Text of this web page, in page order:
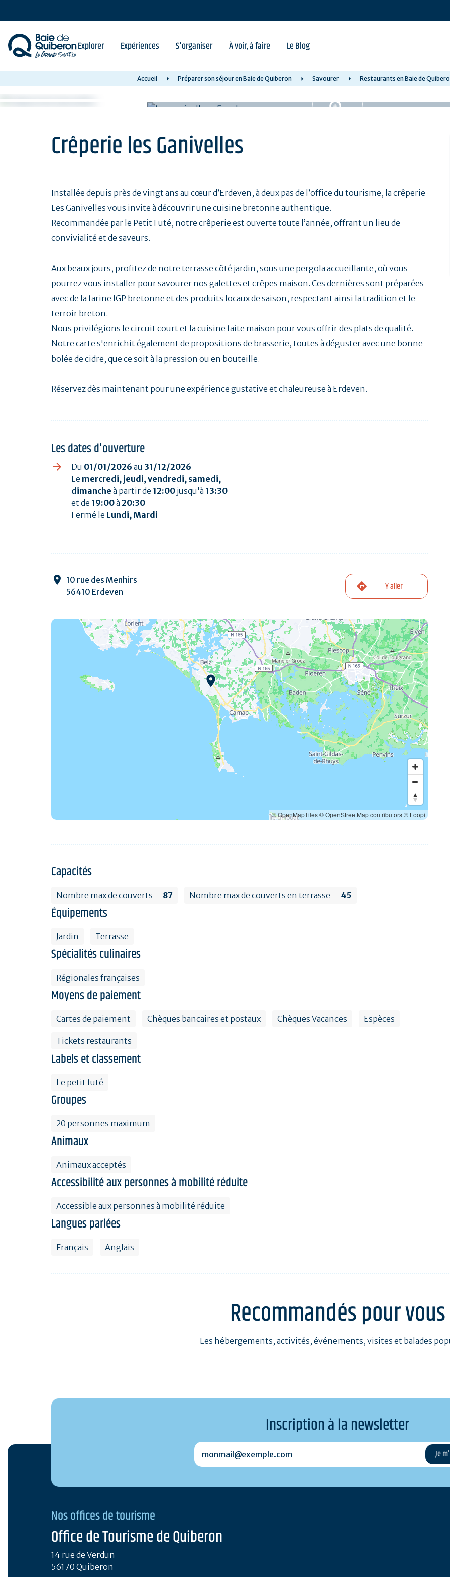
principal
Explorer Expériences S'organiser À voir, à faire Le Blog
Accueil Préparer son séjour en Baie de Quiberon Savourer Restaurants en Baie de
Crêperie les Ganivelles
Installée depuis près de vingt ans au cœur d’Erdeven, à deux pas de l’office du tourisme, la crêperie
Les Ganivelles vous invite à découvrir une cuisine bretonne authentique.
Recommandée par le Petit Futé, notre crêperie est ouverte toute l’année, offrant un lieu de
convivialité et de saveurs.
Aux beaux jours, profitez de notre terrasse côté jardin, sous une pergola accueillante, où vous
pourrez vous installer pour savourer nos galettes et crêpes maison. Ces dernières sont préparées
avec de la farine IGP bretonne et des produits locaux de saison, respectant ainsi la tradition et le
terroir breton.
Nous privilégions le circuit court et la cuisine faite maison pour vous offrir des plats de qualité.
Notre carte s'enrichit également de propositions de brasserie, toutes à déguster avec une bonne
bolée de cidre, que ce soit à la pression ou en bouteille.
Réservez dès maintenant pour une expérience gustative et chaleureuse à Erdeven.
Les dates d'ouverture
Du 01/01/2026 au 31/12/2026
Le mercredi, jeudi, vendredi, samedi,
dimanche à partir de 12:00 jusqu'à 13:30
et de 19:00à 20:30
Fermé le Lundi, Mardi
10 rue des Menhirs
56410 Erdeven
Y aller
© OpenMapTiles© OpenStreetMap contributors© Loopi
Capacités
Nombre max de couverts 87 Nombre max de couverts en terrasse 45
Équipements
Jardin Terrasse
Spécialités culinaires
Régionales françaises
Moyens de paiement
Cartes de paiement Chèques bancaires et postaux Chèques Vacances Espèces
Tickets restaurants
Labels et classement
Le petit futé
Groupes
20 personnes maximum
Animaux
Animaux acceptés
Accessibilité aux personnes à mobilité réduite
Accessible aux personnes à mobilité réduite
Langues parlées
Français Anglais
Recommandés pour vous
Les hébergements, activités, événements, visites et balades
Inscription à la newsletter
monmail@exemple.com
Nos offices de tourisme
Office de Tourisme de Quiberon
14 rue de Verdun
56170 Quiberon